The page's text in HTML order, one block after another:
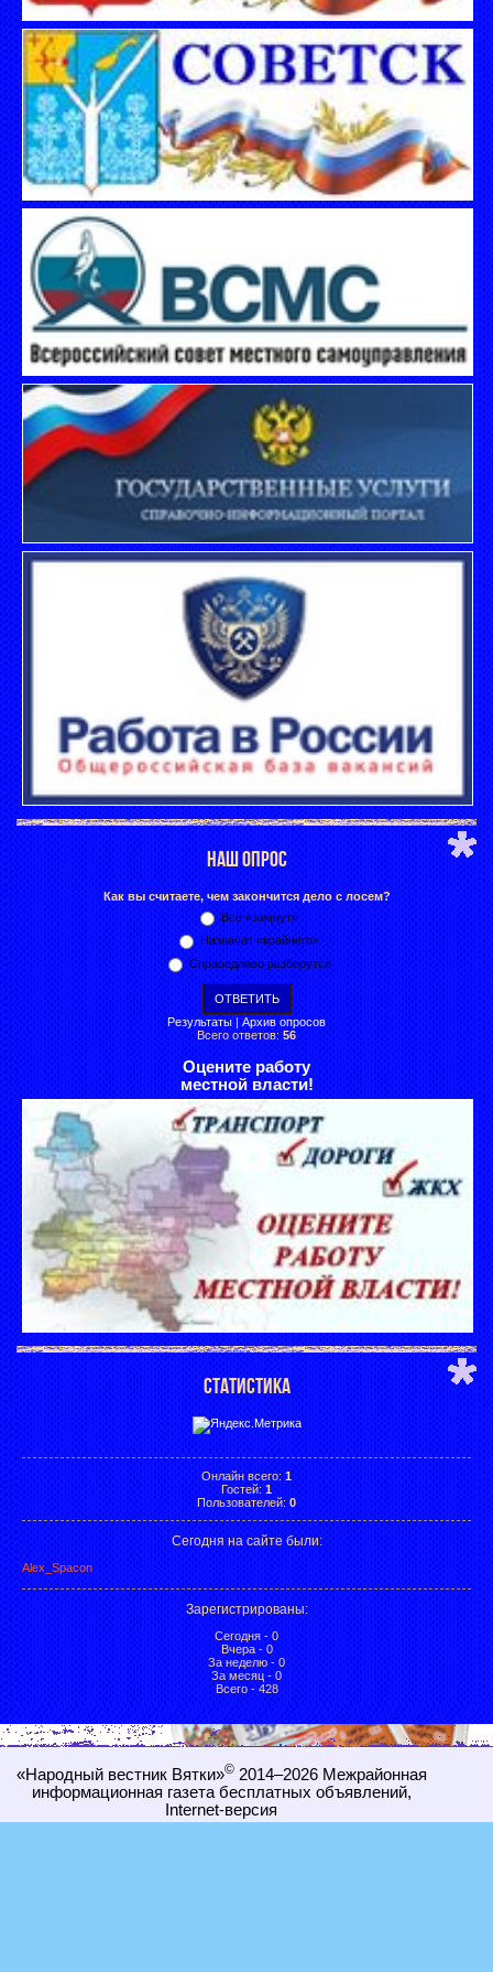
НАШ ОПРОС
Как вы считаете, чем закончится дело с лосем?
Всё «замнут»
Назначат «крайнего»
Справедливо разберутся
Результаты | Архив опросов
Всего ответов: 56
Оцените работу
местной власти!
СТАТИСТИКА
Онлайн всего: 1
Гостей: 1
Пользователей: 0
Сегодня на сайте были:
Alex_Spacon
Зарегистрированы:
Сегодня - 0
Вчера - 0
За неделю - 0
За месяц - 0
Всего - 428
«Народный вестник Вятки»©2014–2026 Межрайонная
информационная газета бесплатных объявлений,
Internet-версия